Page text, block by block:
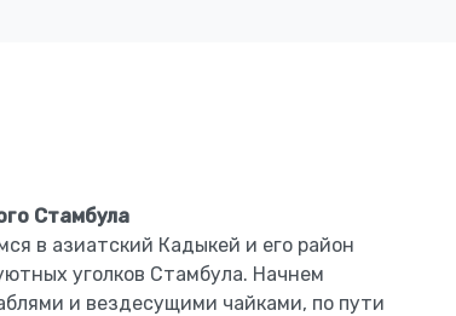
Стамбула
в азиатский Кадыкей и его район
уголков Стамбула. Начнем
и вездесущими чайками, по пути